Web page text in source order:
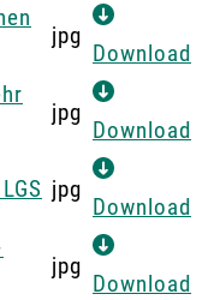
barrierefrei)
jpg
Download
jpg
Download
jpg
Download
jpg
Download